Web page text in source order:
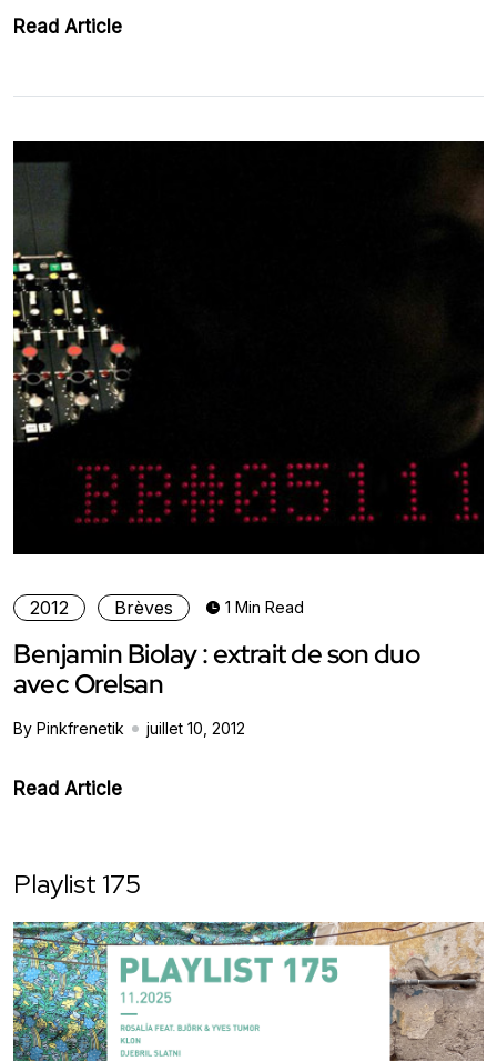
Read Article
2012 Brèves 1 Min Read
Benjamin Biolay : extrait de son duo
avec Orelsan
By Pinkfrenetik juillet 10, 2012
Read Article
Playlist 175